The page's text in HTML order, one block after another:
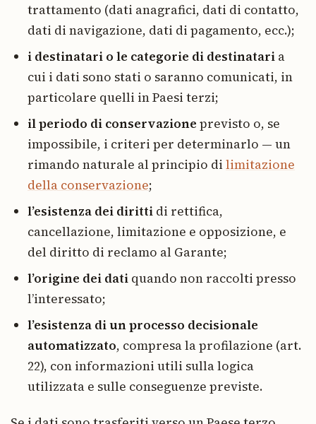
trattamento (dati anagrafici, dati di contatto,
dati di navigazione, dati di pagamento, ecc.);
i destinatari o le categorie di destinatari a
cui i dati sono stati o saranno comunicati, in
particolare quelli in Paesi terzi;
il periodo di conservazione previsto o, se
impossibile, i criteri per determinarlo — un
rimando naturale al principio dilimitazione
della conservazione;
l’esistenza dei diritti di rettifica,
cancellazione, limitazione e opposizione, e
del diritto di reclamo al Garante;
l’origine dei dati quando non raccolti presso
l’interessato;
l’esistenza di un processo decisionale
automatizzato, compresa la profilazione (art.
22), con informazioni utili sulla logica
utilizzata e sulle conseguenze previste.